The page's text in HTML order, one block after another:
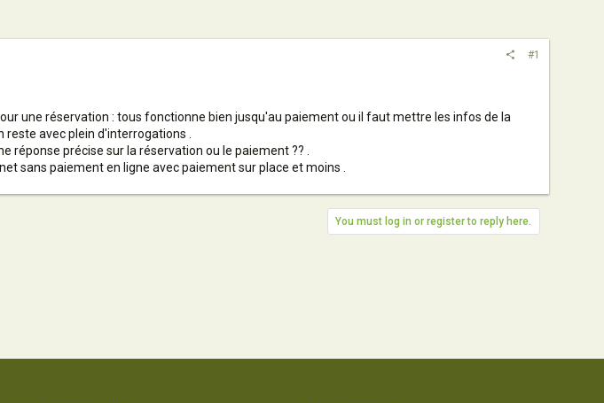
#1
une réservation : tous fonctionne bien jusqu'au paiement ou il faut mettre les infos de la
avec plein d'interrogations .
précise sur la réservation ou le paiement ?? .
sans paiement en ligne avec paiement sur place et moins .
You must log in or register to reply here.